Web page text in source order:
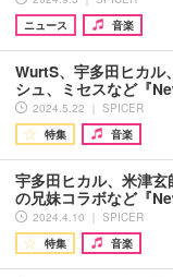
ニュース
音楽
WurtS、宇多田ヒカル
シュ、ミセスなど『
2024.5.22 ｜ SPICER
特集
音楽
宇多田ヒカル、米津
の兄妹コラボなど『
2024.4.10 ｜ SPICER
特集
音楽